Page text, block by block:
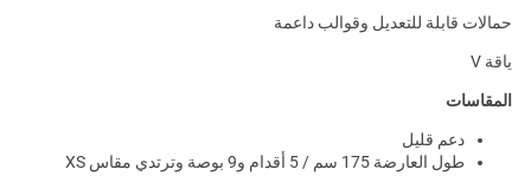
حمالات قابلة للتعديل وقوالب داعمة
ياقة V
المقاسات
دعم قليل
طول العارضة 175 سم / 5 أقدام و9 بوصة وترتدي مقاس XS